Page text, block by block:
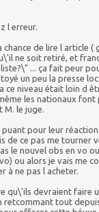
l erreur.
chance de lire l article (
ne soit retiré, et
... ça fait peur
un peu la presse
ce niveau était loin d
les nationaux font
M. le juge.
puant pour leur
de ce pas me tourner
le nouvel obs en vo
ou alors je vais me
à ne pas l acheter.
qu\'ils devraient faire
retcommant tout